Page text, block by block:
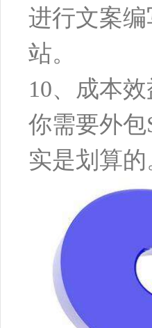
进行文案
站。
10、成本效
你需要外
实是划算